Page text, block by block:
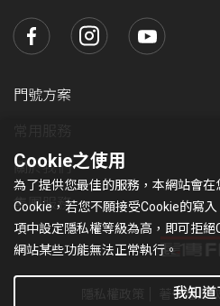
門號方案
關於我們
集團服務
著作權條
Cookie之使用
為了提供您最佳的服務，本網站會
Cookie，若您不願接受Cookie的寫
項中設定隱私權等級為高，即可拒
網站某些功能無法正常執行。
我知道